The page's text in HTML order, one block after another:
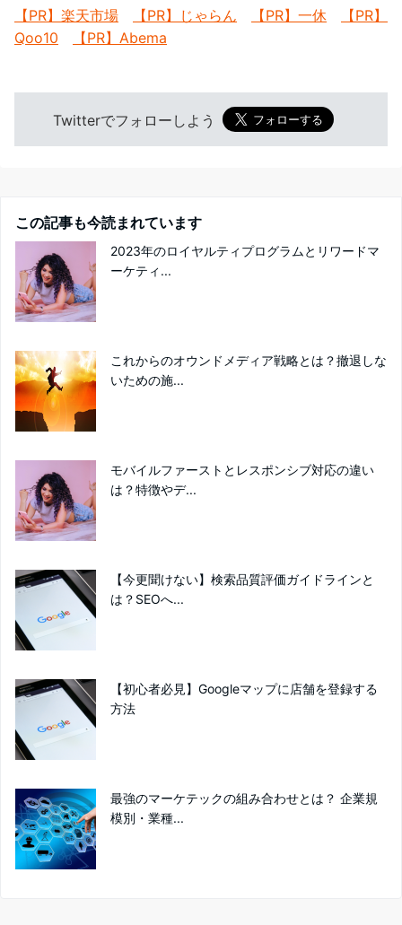
【PR】楽天市場 【PR】じゃらん 【PR】一休
【PR】
Qoo10
【PR】Abema
Twitterでフォローしよう
この記事も今読まれています
2023年のロイヤルティプログラムとリワードマ
ーケティ...
これからのオウンドメディア戦略とは？撤退しな
いための施...
モバイルファーストとレスポンシブ対応の違い
は？特徴やデ...
【今更聞けない】検索品質評価ガイドラインと
は？SEOへ...
【初心者必見】Googleマップに店舗を登録する
方法
最強のマーケテックの組み合わせとは？ 企業規
模別・業種...